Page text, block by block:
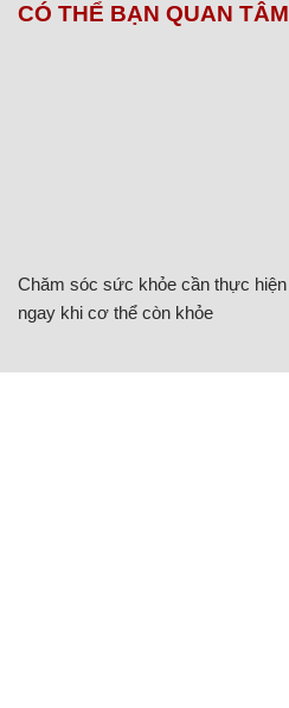
CÓ THỂ BẠN QUAN TÂM
Chăm sóc sức khỏe cần thực hiện
ngay khi cơ thể còn khỏe